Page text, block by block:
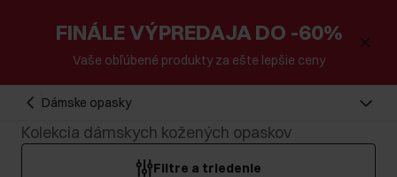
FINÁLE VÝPREDAJA DO -60%
Vaše obľúbené produkty za ešte lepšie ceny
Dámske opasky
Kolekcia dámskych kožených opaskov
Filtre a triedenie